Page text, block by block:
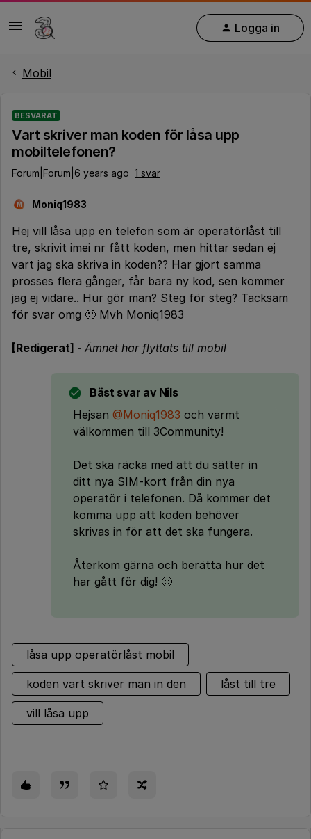
Logga in
Mobil
BESVARAT
Vart skriver man koden för låsa upp
mobiltelefonen?
Forum|Forum|6 years ago 1 svar
M Moniq1983
Hej vill låsa upp en telefon som är operatörlåst till
tre, skrivit imei nr fått koden, men hittar sedan ej
vart jag ska skriva in koden?? Har gjort samma
prosses flera gånger, får bara ny kod, sen kommer
jag ej vidare.. Hur gör man? Steg för steg? Tacksam
för svar omg 🙂 Mvh Moniq1983
[Redigerat] - Ämnet har flyttats till mobil
Bäst svar av Nils
Hejsan @Moniq1983 och varmt
välkommen till 3Community!
Det ska räcka med att du sätter in
ditt nya SIM-kort från din nya
operatör i telefonen. Då kommer det
komma upp att koden behöver
skrivas in för att det ska fungera.
Återkom gärna och berätta hur det
har gått för dig! 🙂
låsa upp operatörlåst mobil
koden vart skriver man in den låst till tre
vill låsa upp